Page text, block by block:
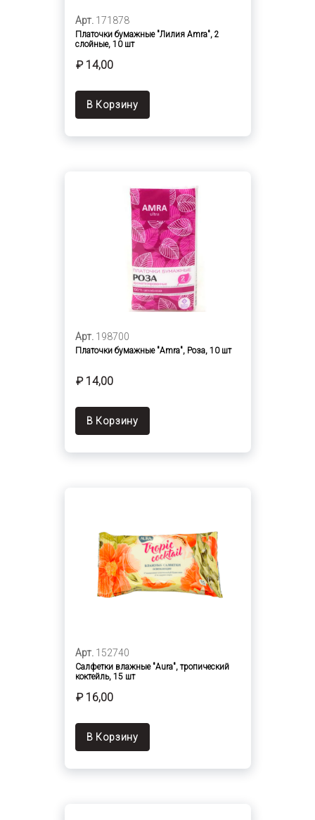
Арт. 171878
Платочки бумажные "Лилия Amra", 2
слойные, 10 шт
₽ 14,00
В Корзину
Арт. 198700
Платочки бумажные "Amra", Роза, 10 шт
₽ 14,00
В Корзину
Арт. 152740
Салфетки влажные "Aura", тропический
коктейль, 15 шт
₽ 16,00
В Корзину